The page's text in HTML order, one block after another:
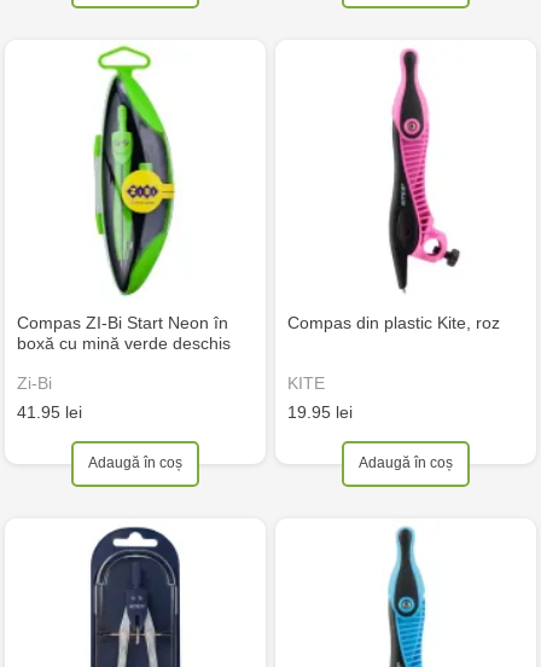
Compas ZI-Bi Start Neon în
boxă cu mină verde deschis
Zi-Bi
41.95 lei
Adaugă în coș
Compas din plastic Kite, roz
KITE
19.95 lei
Adaugă în coș